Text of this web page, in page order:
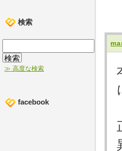
検索
≫ 高度な検索
facebook